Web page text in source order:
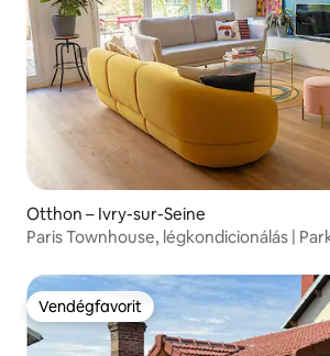
Otthon – Ivry-sur-Seine
Paris Townhouse, légkondicionálás |
Vendégfavorit
Vendégfavorit